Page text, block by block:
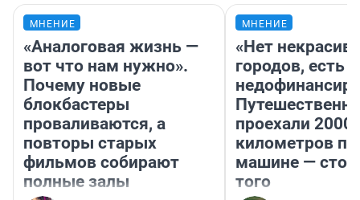
МНЕНИЕ
«Аналоговая жизнь —
вот что нам нужно».
Почему новые
блокбастеры
проваливаются, а
повторы старых
фильмов собирают
полные залы
МНЕНИЕ
«Нет
городов, есть
проехали 2000
километров по
машине —
того